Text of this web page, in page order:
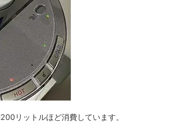
リットルほど消費しています。